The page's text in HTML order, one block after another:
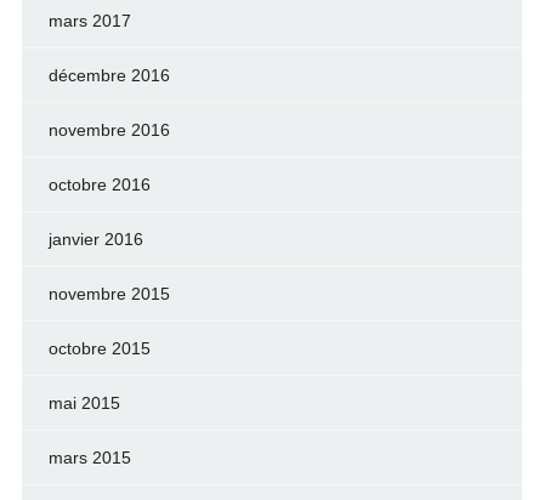
mars 2017
décembre 2016
novembre 2016
octobre 2016
janvier 2016
novembre 2015
octobre 2015
mai 2015
mars 2015